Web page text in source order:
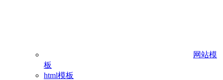
网站模
板
html模板